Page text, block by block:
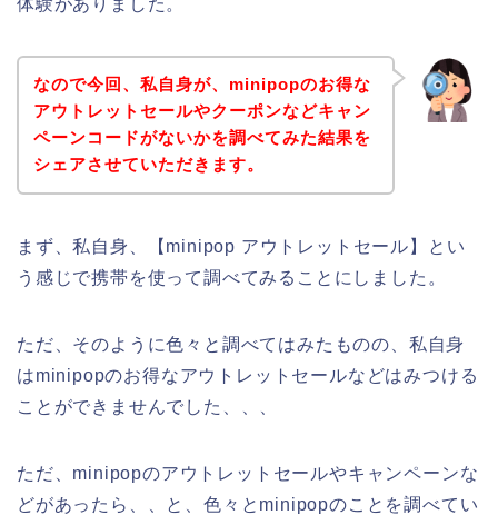
なので今回、私自身が、minipopのお得な
アウトレットセールやクーポンなどキャン
ペーンコードがないかを調べてみた結果を
シェアさせていただきます。
まず、私自身、【minipop アウトレットセール】とい
う感じで携帯を使って調べてみることにしました。
ただ、そのように色々と調べてはみたものの、私自身
はminipopのお得なアウトレットセールなどはみつける
ことができませんでした、、、
ただ、minipopのアウトレットセールやキャンペーンな
どがあったら、、と、色々とminipopのことを調べてい